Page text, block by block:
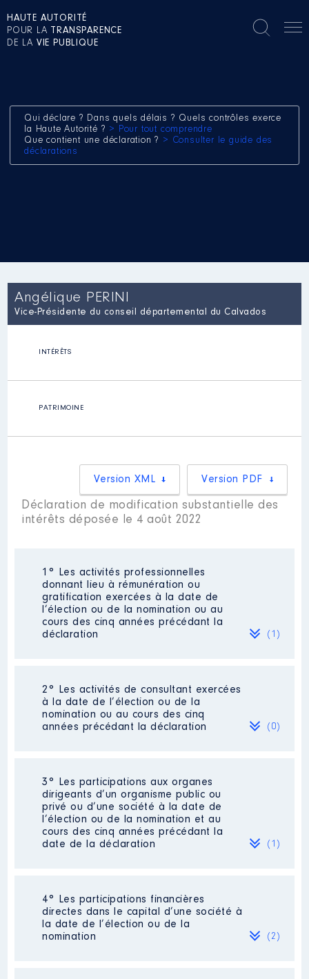
HAUTE AUTORITÉ
POUR LA TRANSPARENCE
DE LA VIE PUBLIQUE
Qui déclare ? Dans quels délais ? Quels contrôles exerce
la Haute Autorité ? > Pour tout comprendre
Que contient une déclaration ? > Consulter le guide des
déclarations
Angélique PERINI
Vice-Présidente du conseil départemental du Calvados
INTÉRÊTS
PATRIMOINE
Version PDF
Version XML
Déclaration de modification substantielle des
intérêts déposée le 4 août 2022
1° Les activités professionnelles
donnant lieu à rémunération ou
gratification exercées à la date de
l’élection ou de la nomination ou au
cours des cinq années précédant la
déclaration
(1)
Description
: Responsable de
Bibliothèque
Employeur
Rémunération ou gratification
:
Année Montant Type
2018
12 116 €
Net
2019
12 306 €
Net
2020
12 428 €
Net
2021
2° Les activités de consultant exercées
à la date de l’élection ou de la
nomination ou au cours des cinq
années précédant la déclaration
(0)
Néant
3° Les participations aux organes
dirigeants d’un organisme public ou
privé ou d’une société à la date de
l’élection ou de la nomination et au
cours des cinq années précédant la
date de la déclaration
(1)
Description
: Représentante du
Président du Conseil
Départemental du Calvados au
4° Les participations financières
directes dans le capital d’une société à
la date de l’élection ou de la
nomination
(2)